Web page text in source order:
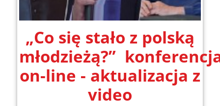
„Co się stało z polską
młodzieżą?”
on-line - aktualizacja z
video